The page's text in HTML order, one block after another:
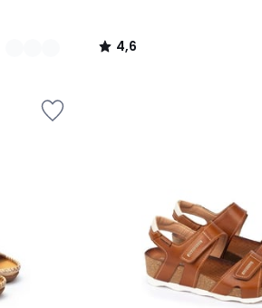
4,6
/